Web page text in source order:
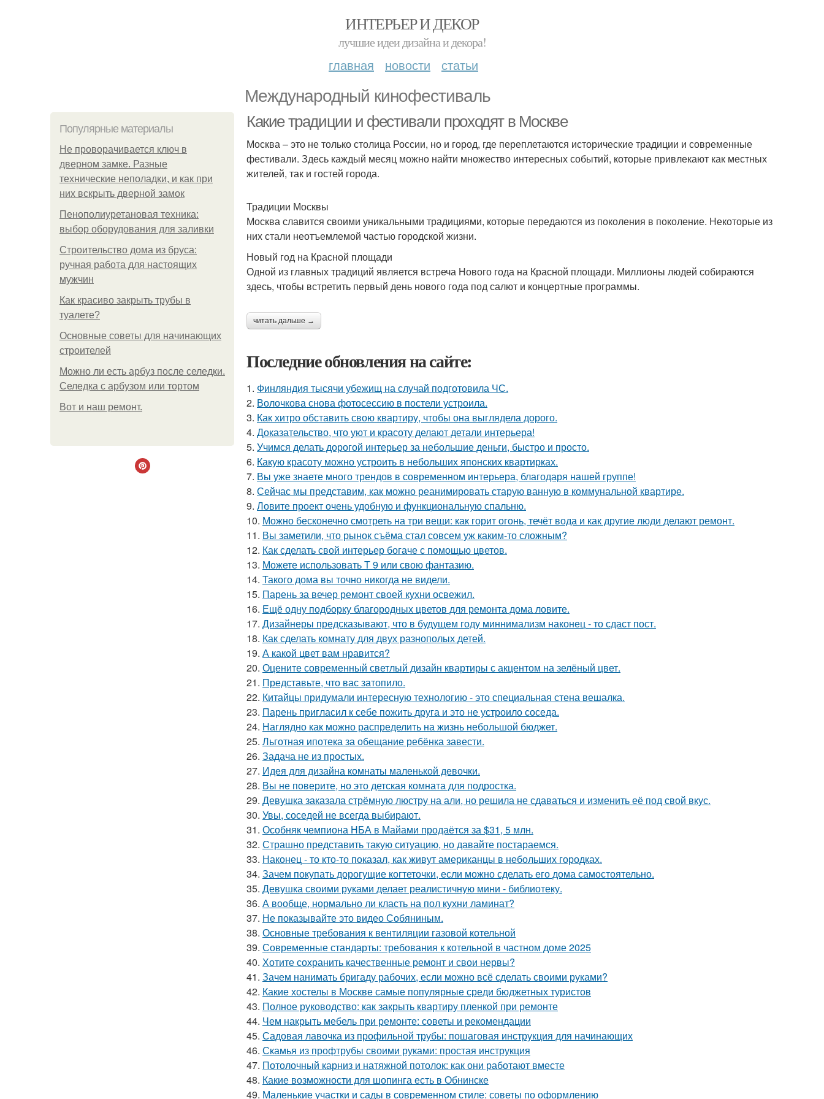
ИНТЕРЬЕР И ДЕКОР
лучшие идеи дизайна и декора!
главная новости статьи
Международный кинофестиваль
Популярные материалы
Не проворачивается ключ в
дверном замке. Разные
технические неполадки, и как при
них вскрыть дверной замок
Пенополиуретановая техника:
выбор оборудования для заливки
Строительство дома из бруса:
ручная работа для настоящих
мужчин
Как красиво закрыть трубы в
туалете?
Основные советы для начинающих
строителей
Можно ли есть арбуз после селедки.
Селедка с арбузом или тортом
Boт и наш ремoнт.
Какие традиции и фестивали проходят в Москве
Москва – это не только столица России, но и город, где переплетаются исторические традиции и современные
фестивали. Здесь каждый месяц можно найти множество интересных событий, которые привлекают как местных
жителей, так и гостей города.
Традиции Москвы
Москва славится своими уникальными традициями, которые передаются из поколения в поколение. Некоторые из
них стали неотъемлемой частью городской жизни.
Новый год на Красной площади
Одной из главных традиций является встреча Нового года на Красной площади. Миллионы людей собираются
здесь, чтобы встретить первый день нового года под салют и концертные программы.
читать дальше →
Последние обновления на сайте:
1. Финляндия тысячи убежищ на случай подготовила ЧС.
2. Волочкова снова фотосессию в постели устроила.
3. Как хитро обставить свою квартиру, чтобы она выглядела дорого.
4. Доказательство, что уют и красоту делают детали интерьера!
5. Учимся делать дорогой интерьер за небольшие деньги, быстро и просто.
6. Какую красоту можно устроить в небольших японских квартирках.
7. Вы уже знаете много трендов в современном интерьера, благодаря нашей группе!
8. Сейчас мы представим, как можно реанимировать старую ванную в коммунальной квартире.
9. Ловите проект очень удобную и функциональную спальню.
10. Можно бесконечно смотреть на три вещи: как горит огонь, течёт вода и как другие люди делают ремонт.
11. Вы заметили, что рынок съёма стал совсем уж каким-то сложным?
12. Как сделать свой интерьер богаче с помощью цветов.
13. Можете использовать Т 9 или свою фантазию.
14. Такого дома вы точно никогда не видели.
15. Парень за вечер ремонт своей кухни освежил.
16. Ещё одну подборку благородных цветов для ремонта дома ловите.
17. Дизайнеры предсказывают, что в будущем году миннимализм наконец - то сдаст пост.
18. Как сделать комнату для двух разнополых детей.
19. А какой цвет вам нравится?
20. Оцените современный светлый дизайн квартиры с акцентом на зелёный цвет.
21. Представьте, что вас затопило.
22. Китайцы придумали интересную технологию - это специальная стена вешалка.
23. Парень пригласил к себе пожить друга и это не устроило соседа.
24. Наглядно как можно распределить на жизнь небольшой бюджет.
25. Льготная ипотека за обещание ребёнка завести.
26. Задача не из простых.
27. Идея для дизайна комнаты маленькой девочки.
28. Вы не поверите, но это детская комната для подростка.
29. Девушка заказала стрёмную люстру на али, но решила не сдаваться и изменить её под свой вкус.
30. Увы, соседей не всегда выбирают.
31. Особняк чемпиона НБА в Майами продаётся за $31, 5 млн.
32. Страшно представить такую ситуацию, но давайте постараемся.
33. Наконец - то кто-то показал, как живут американцы в небольших городках.
34. Зачем покупать дорогущие когтеточки, если можно сделать его дома самостоятельно.
35. Девушка своими руками делает реалистичную мини - библиотеку.
36. А вообще, нормально ли класть на пол кухни ламинат?
37. Не показывайте это видео Собяниным.
38. Основные требования к вентиляции газовой котельной
39. Современные стандарты: требования к котельной в частном доме 2025
40. Хотите сохранить качественные ремонт и свои нервы?
41. Зачем нанимать бригаду рабочих, если можно всё сделать своими руками?
42. Какие хостелы в Москве самые популярные среди бюджетных туристов
43. Полное руководство: как закрыть квартиру пленкой при ремонте
44. Чем накрыть мебель при ремонте: советы и рекомендации
45. Садовая лавочка из профильной трубы: пошаговая инструкция для начинающих
46. Скамья из профтрубы своими руками: простая инструкция
47. Потолочный карниз и натяжной потолок: как они работают вместе
48. Какие возможности для шопинга есть в Обнинске
49. Маленькие участки и сады в современном стиле: советы по оформлению